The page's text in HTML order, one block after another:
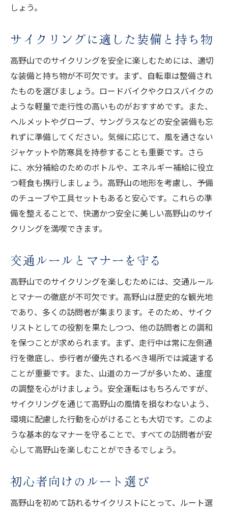
心身をリフレッシュできる高野山のサイクリン
グコース
初心者向けのおすすめコース
中級者向けのチャレンジングなルート
絶景を楽しめるパノラマコース
心地よい風を感じる森の中の道
日帰りコースと宿泊コースの選び方
家族で楽しめるサイクリングルート
高野山サイクリングで体験する静寂と美しさ
早朝サイクリングのおすすめ
夕暮れ時の静寂を楽しむ
観光客が少ない時期の訪問
高野山の夜空と星を眺める
静寂の中で自分と向き合う
高野山のサイクリング旅で健康的なひとときを
過ごそう
体力づくりに最適なルート紹介
サイクリング前後のストレッチ方法
栄養バランスを考えた持参食
地元の食材を楽しむヘルシーランチ
サイクリングがもたらす健康効果
心身のリフレッシュに最適な時間帯
高野山をサイクリングで訪れる際のおすすめ準
備
高野山周辺の宿泊施設予約
サイクリングマップとナビの準備
しょう。
サイクリングに適した装備と持ち物
高野山でのサイクリングを安全に楽しむためには、適切
な装備と持ち物が不可欠です。まず、自転車は整備され
たものを選びましょう。ロードバイクやクロスバイクの
ような軽量で走行性の高いものがおすすめです。また、
ヘルメットやグローブ、サングラスなどの安全装備も忘
れずに準備してください。気候に応じて、風を通さない
ジャケットや防寒具を持参することも重要です。さら
に、水分補給のためのボトルや、エネルギー補給に役立
つ軽食も携行しましょう。高野山の地形を考慮し、予備
のチューブや工具セットもあると安心です。これらの準
備を整えることで、快適かつ安全に美しい高野山のサイ
クリングを満喫できます。
交通ルールとマナーを守る
高野山でのサイクリングを楽しむためには、交通ルール
とマナーの徹底が不可欠です。高野山は歴史的な観光地
であり、多くの訪問者が集まります。そのため、サイク
リストとしての役割を果たしつつ、他の訪問者との調和
を保つことが求められます。まず、走行中は常に左側通
行を徹底し、歩行者が優先されるべき場所では減速する
ことが重要です。また、山道のカーブが多いため、速度
の調整を心がけましょう。安全運転はもちろんですが、
サイクリングを通じて高野山の風情を損なわないよう、
環境に配慮した行動を心がけることも大切です。このよ
うな基本的なマナーを守ることで、すべての訪問者が安
心して高野山を楽しむことができるでしょう。
初心者向けのルート選び
高野山を初めて訪れるサイクリストにとって、ルート選